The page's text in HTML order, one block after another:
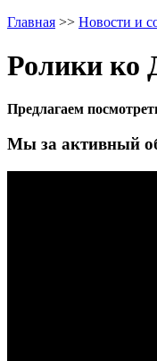
Главная >> Новости и
Ролики ко
Предлагаем
Мы за активный